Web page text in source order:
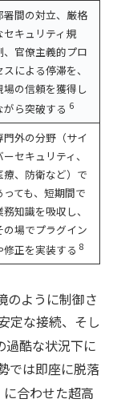
署間の対立、厳格
セキュリティ規
、官僚主義的プロ
スによる停滞を、
場の信頼を獲得し
がら突破する 6
門外の分野（サイ
ーセキュリティ、
療、防衛など）で
っても、短期間で
務知識を吸収し、
の場でプラグイン
修正を実装する8
のように制御さ
定な接続、そし
過酷な状況下に
では即座に脱落
合わせた超高